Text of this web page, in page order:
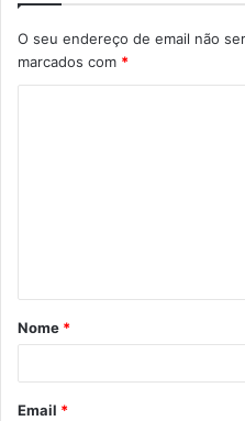
O seu endereço de email não
marcados com *
á
r
Nome *
Email *